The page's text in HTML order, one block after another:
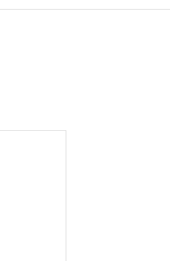
Post: